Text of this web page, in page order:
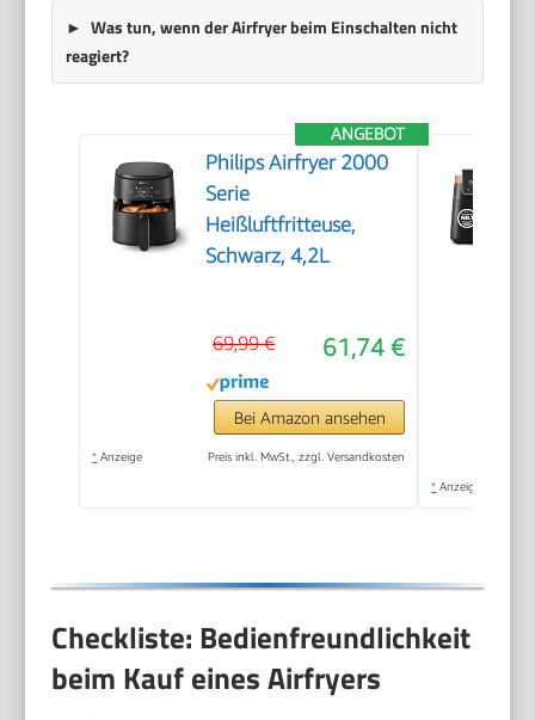
Was tun, wenn der Airfryer beim Einschalten nicht
reagiert?
ANGEBOT
Philips Airfryer 2000
Serie
Heißluftfritteuse,
Schwarz, 4,2L
61,74 €
69,99 €
Bei Amazon ansehen
* Anzeige Preis inkl. MwSt., zzgl. Versandkosten
* Anzeige
Checkliste: Bedienfreundlichkeit
beim Kauf eines Airfryers